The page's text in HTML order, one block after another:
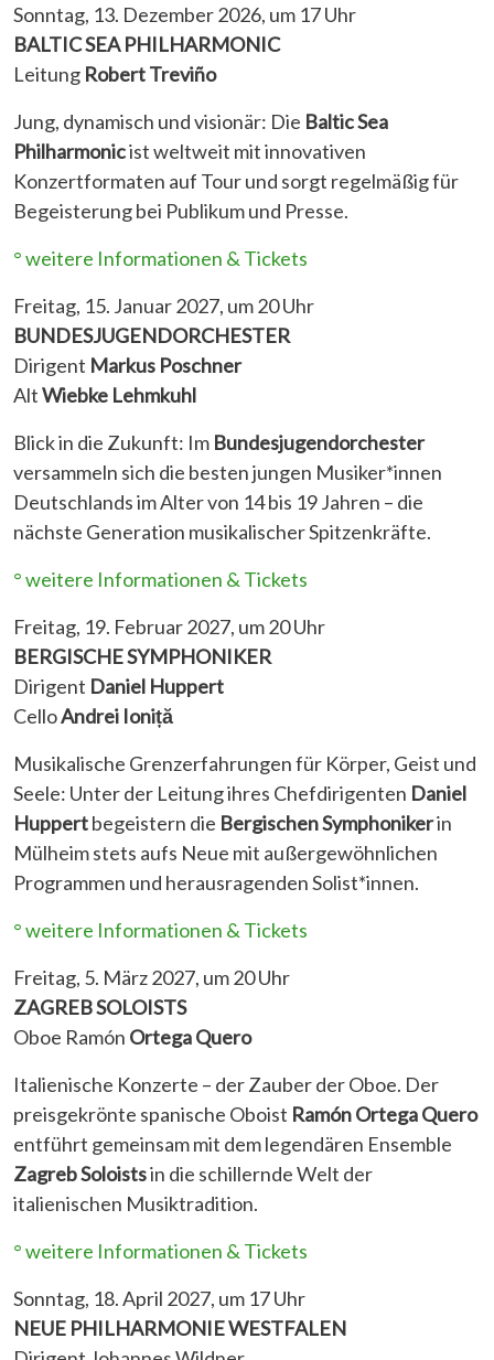
Sonntag, 13. Dezember 2026, um 17 Uhr
BALTIC SEA PHILHARMONIC
Leitung Robert Treviño
Jung, dynamisch und visionär: Die Baltic Sea
Philharmonicist weltweit mit innovativen
Konzertformaten auf Tour und sorgt regelmäßig für
Begeisterung bei Publikum und Presse.
° weitere Informationen & Tickets
Freitag, 15. Januar 2027, um 20 Uhr
BUNDESJUGENDORCHESTER
Dirigent Markus Poschner
AltWiebke Lehmkuhl
Blick in die Zukunft: Im Bundesjugendorchester
versammeln sich die besten jungen Musiker*innen
Deutschlands im Alter von 14 bis 19 Jahren – die
nächste Generation musikalischer Spitzenkräfte.
° weitere Informationen & Tickets
Freitag, 19. Februar 2027, um 20 Uhr
BERGISCHE SYMPHONIKER
Dirigent Daniel Huppert
CelloAndrei Ioniță
Musikalische Grenzerfahrungen für Körper, Geist und
Seele: Unter der Leitung ihres Chefdirigenten Daniel
Huppertbegeistern die Bergischen Symphonikerin
Mülheim stets aufs Neue mit außergewöhnlichen
Programmen und herausragenden Solist*innen.
° weitere Informationen & Tickets
Freitag, 5. März 2027, um 20 Uhr
ZAGREB SOLOISTS
Oboe Ramón Ortega Quero
Italienische Konzerte – der Zauber der Oboe. Der
preisgekrönte spanische Oboist Ramón Ortega Quero
entführt gemeinsam mit dem legendären Ensemble
Zagreb Soloistsin die schillernde Welt der
italienischen Musiktradition.
° weitere Informationen & Tickets
Sonntag, 18. April 2027, um 17 Uhr
NEUE PHILHARMONIE WESTFALEN